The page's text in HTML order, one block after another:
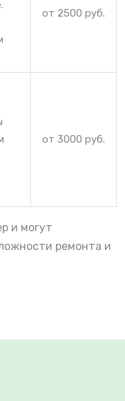
от 2500 руб.
от 3000 руб.
и могут
ремонта и